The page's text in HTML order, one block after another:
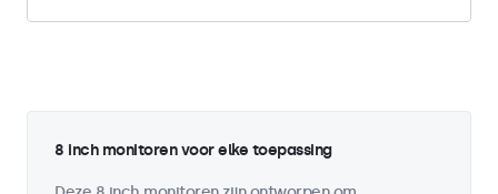
8 inch monitoren voor elke toepassing